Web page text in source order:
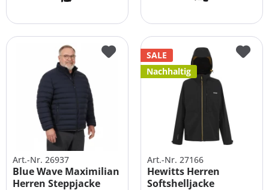
Art.-Nr. 26937
Blue Wave Maximilian
Herren Steppjacke
SALE
Nachhaltig
Art.-Nr. 27166
Hewitts Herren
Softshelljacke